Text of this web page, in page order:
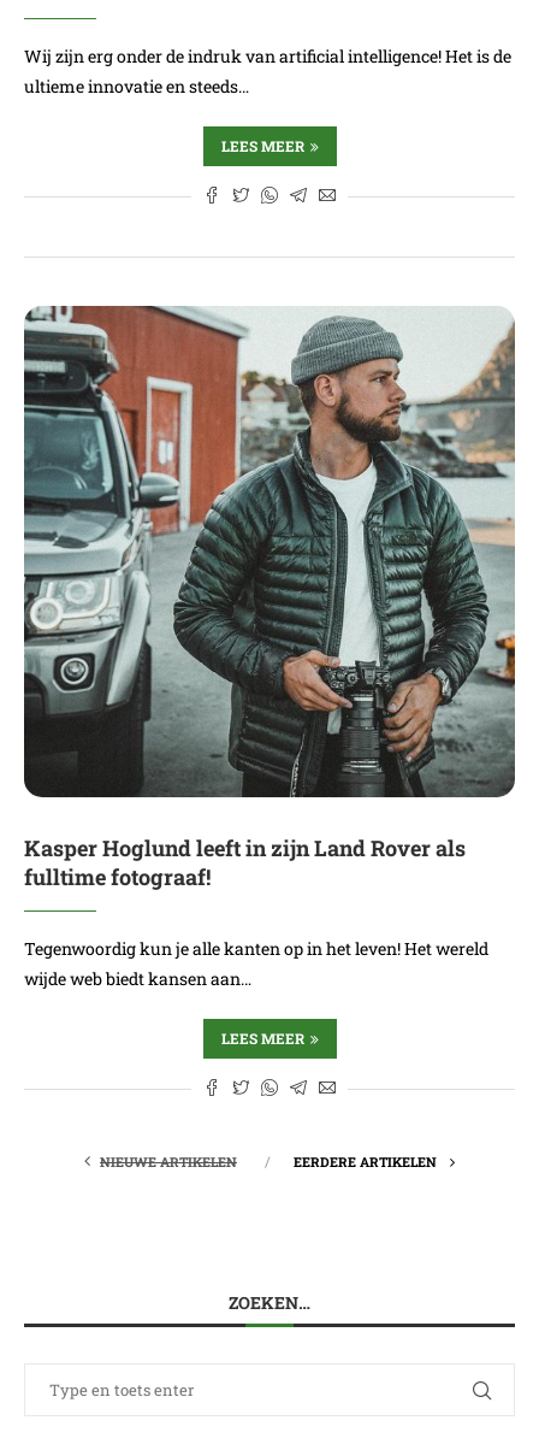
Wij zijn erg onder de indruk van artificial intelligence! Het is de
ultieme innovatie en steeds…
LEES MEER
Kasper Hoglund leeft in zijn Land Rover als
fulltime fotograaf!
Tegenwoordig kun je alle kanten op in het leven! Het wereld
wijde web biedt kansen aan…
LEES MEER
NIEUWE ARTIKELEN EERDERE ARTIKELEN
ZOEKEN…